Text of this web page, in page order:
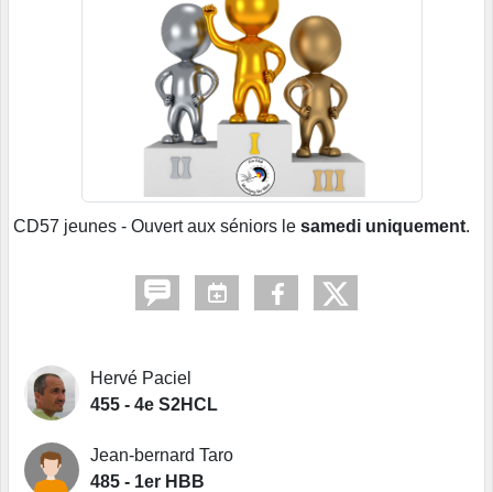
CD57 jeunes - Ouvert aux séniors le samedi uniquement.
Hervé Paciel
455 - 4e S2HCL
Jean-bernard Taro
485 - 1er HBB